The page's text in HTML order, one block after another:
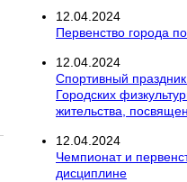
12.04.2024
Первенство города
12.04.2024
Спортивный
Городских
жительства,
12.04.2024
Чемпионат и
дисциплине